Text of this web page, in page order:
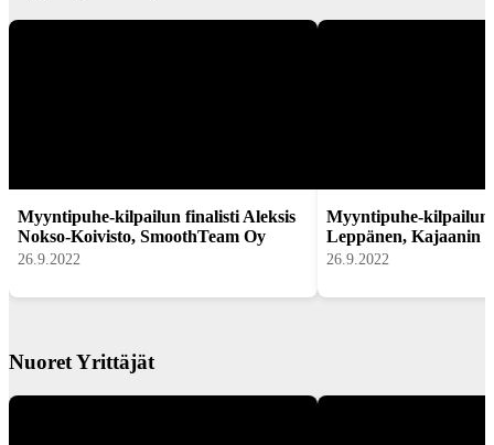
Myyntipuhe-kilpailun finalisti Aleksis
Nokso-Koivisto, SmoothTeam Oy
26.9.2022
Myyntipuhe-kilpailun
Leppänen, Kajaanin
26.9.2022
Nuoret Yrittäjät